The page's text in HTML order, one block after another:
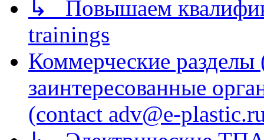
↳ Повышаем
trainings
Коммерческие
заинтересованные
(contact adv@e-